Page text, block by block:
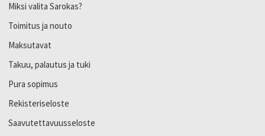
Miksi valita Sarokas?
Toimitus ja nouto
Maksutavat
Takuu, palautus ja tuki
Pura sopimus
Rekisteriseloste
Saavutettavuusseloste